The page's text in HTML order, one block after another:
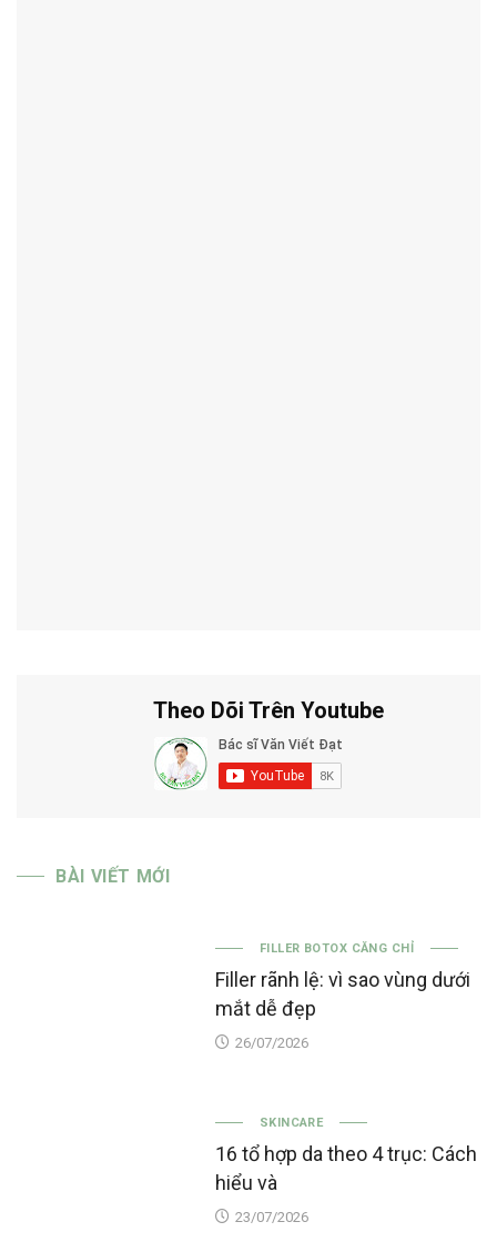
Theo Dõi Trên Youtube
BÀI VIẾT MỚI
FILLER BOTOX CĂNG CHỈ
Filler rãnh lệ: vì sao vùng dưới
mắt dễ đẹp
26/07/2026
SKINCARE
16 tổ hợp da theo 4 trục: Cách
hiểu và
23/07/2026